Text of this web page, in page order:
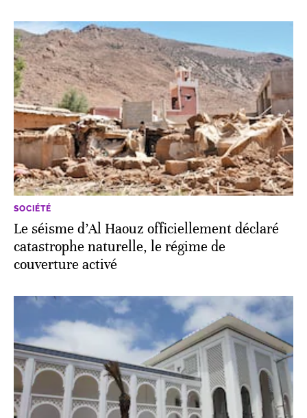
SOCIÉTÉ
Le séisme d’Al Haouz officiellement déclaré
catastrophe naturelle, le régime de
couverture activé